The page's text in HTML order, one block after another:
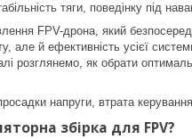
тяги, поведінку під
FPV-дрона, який
але й ефективність усієї
розглянемо, як обрати
напруги, втрата
збірка для FPV?